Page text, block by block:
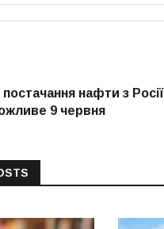
нафти з Росії
9 червня